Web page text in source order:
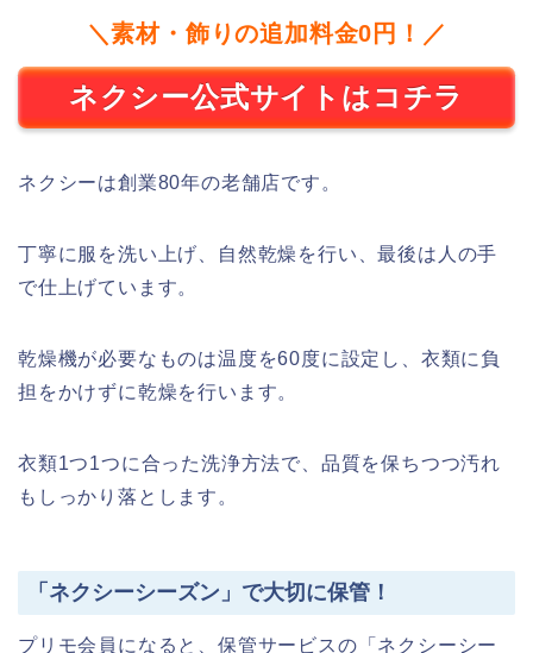
＼素材・飾りの追加料金0円！／
ネクシー公式サイトはコチラ
ネクシーは創業80年の老舗店です。
丁寧に服を洗い上げ、自然乾燥を行い、最後は人の手
で仕上げています。
乾燥機が必要なものは温度を60度に設定し、衣類に負
担をかけずに乾燥を行います。
衣類1つ1つに合った洗浄方法で、品質を保ちつつ汚れ
もしっかり落とします。
「ネクシーシーズン」で大切に保管！
プリモ会員になると、保管サービスの「ネクシーシー